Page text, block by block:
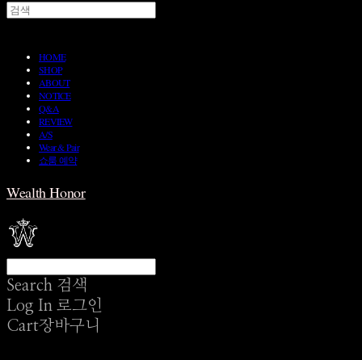
HOME
SHOP
ABOUT
NOTICE
Q&A
REVIEW
A/S
Wear & Pair
쇼룸 예약
Wealth Honor
Search 검색
Log In 로그인
Cart장바구니